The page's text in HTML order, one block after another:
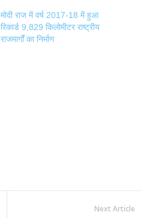
मोदी राज में वर्ष 2017-18 में हुआ
रिकार्ड 9,829 किलोमीटर राष्ट्रीय
राजमार्गों का निर्माण
Next Article